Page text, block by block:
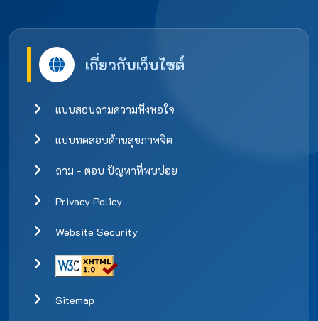
เกี่ยวกับเว็บไซต์
แบบสอบถามความพึงพอใจ
แบบทดสอบด้านสุขภาพจิต
ถาม - ตอบ ปัญหาที่พบบ่อย
Privacy Policy
Website Security
Sitemap